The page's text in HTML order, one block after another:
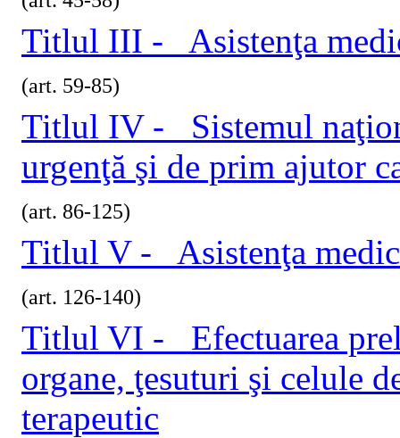
Titlul III - Asistenţa
(art. 59-85)
Titlul IV - Sistemul
urgenţă şi de prim ajutor
(art. 86-125)
Titlul V - Asistenţa
(art. 126-140)
Titlul VI - Efectuarea
organe, ţesuturi şi celule
terapeutic